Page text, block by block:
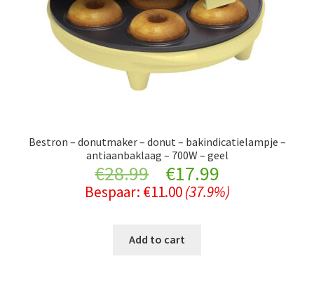
Bestron – donutmaker – donut – bakindicatielampje –
antiaanbaklaag – 700W – geel
€28.99
Original
price
was:
€17.99Current
price
Bespaar: €11.00 (37.9%)
Add to cart